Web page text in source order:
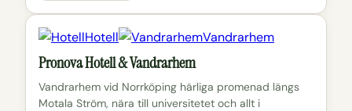
Hotell Vandrarhem
Pronova Hotell & Vandrarhem
Vandrarhem vid Norrköping härliga promenad längs
Motala Ström, nära till universitetet och allt i